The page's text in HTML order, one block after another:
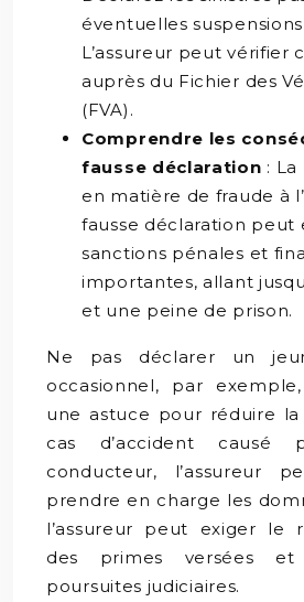
éventuelles
L’assureur peut vérifier
auprès du Fichier des
(FVA).
Comprendre les
fausse déclaration :
en matière de fraude à
fausse déclaration peut
sanctions pénales et
importantes, allant
et une peine de prison.
Ne pas déclarer un
occasionnel, par
une astuce pour réduire
cas d’accident causé
conducteur, l’assureur
prendre en charge les
l’assureur peut exiger le
des primes versées et
poursuites judiciaires.